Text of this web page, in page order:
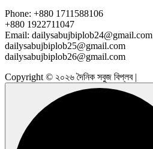
Phone: +880 1711588106
+880 1922711047
Email: dailysabujbiplob24@gmail.com
dailysabujbiplob25@gmail.com
dailysabujbiplob26@gmail.com
Copyright © ২০২৬ দৈনিক সবুজ বিপ্লব |